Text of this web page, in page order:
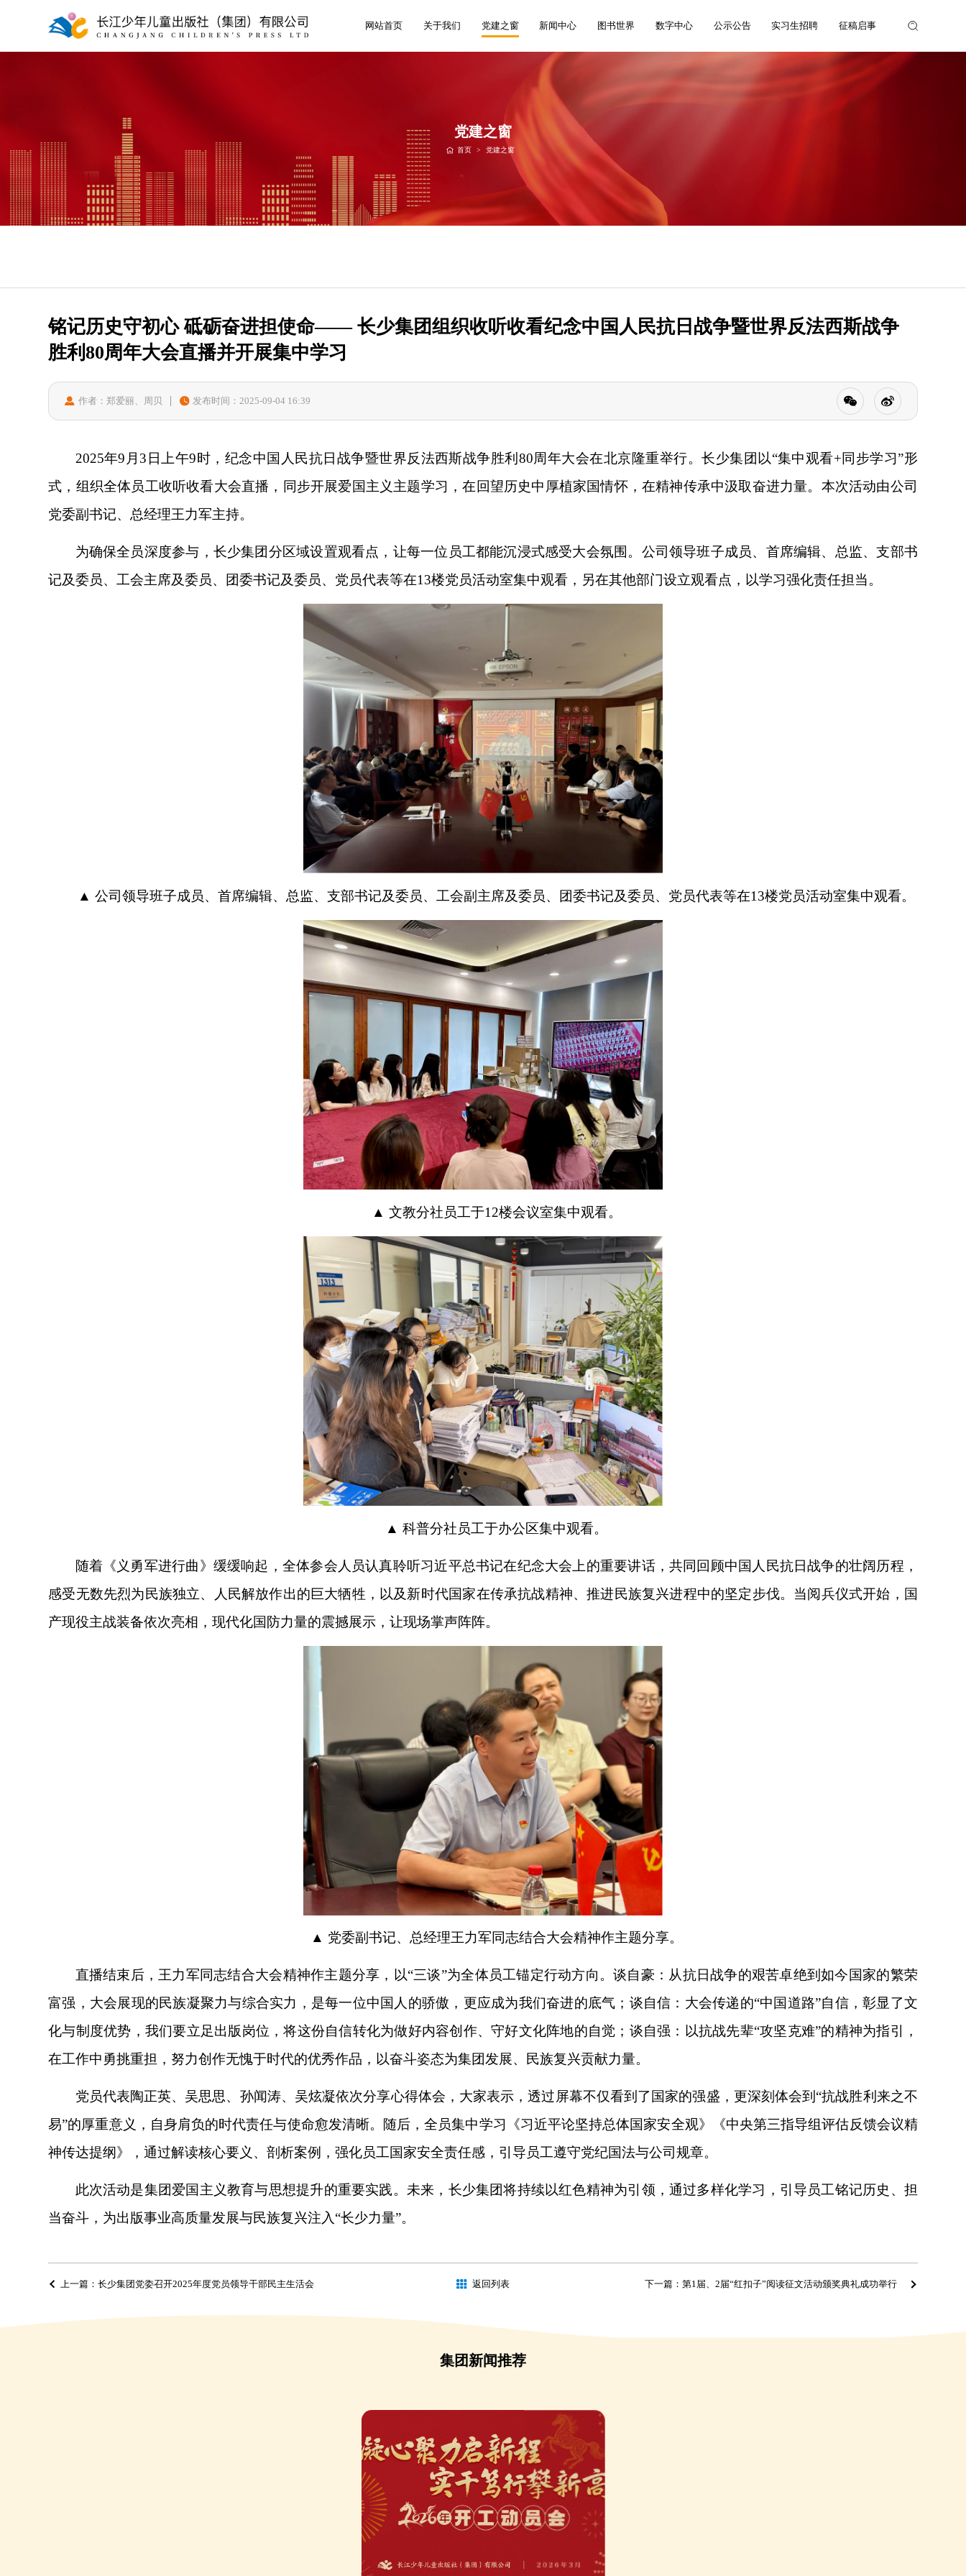
网站首页 关于我们 党建之窗 新闻中心 图书世界 数字中心 公示公告 实习生招聘 征稿启事
党建之窗
首页 > 党建之窗
铭记历史守初心 砥砺奋进担使命—— 长少集团组织收听收看纪念中国人民抗日战争暨世界反法西斯战争
胜利80周年大会直播并开展集中学习
作者：郑爱丽、周贝 发布时间：2025-09-04 16:39
2025年9月3日上午9时，纪念中国人民抗日战争暨世界反法西斯战争胜利80周年大会在北京隆重举行。长少集团以“集中观看+同步学习”形
式，组织全体员工收听收看大会直播，同步开展爱国主义主题学习，在回望历史中厚植家国情怀，在精神传承中汲取奋进力量。本次活动由公司
党委副书记、总经理王力军主持。
为确保全员深度参与，长少集团分区域设置观看点，让每一位员工都能沉浸式感受大会氛围。公司领导班子成员、首席编辑、总监、支部书
记及委员、工会主席及委员、团委书记及委员、党员代表等在13楼党员活动室集中观看，另在其他部门设立观看点，以学习强化责任担当。
▲ 公司领导班子成员、首席编辑、总监、支部书记及委员、工会副主席及委员、团委书记及委员、党员代表等在13楼党员活动室集中观看。
▲ 文教分社员工于12楼会议室集中观看。
▲ 科普分社员工于办公区集中观看。
随着《义勇军进行曲》缓缓响起，全体参会人员认真聆听习近平总书记在纪念大会上的重要讲话，共同回顾中国人民抗日战争的壮阔历程，
感受无数先烈为民族独立、人民解放作出的巨大牺牲，以及新时代国家在传承抗战精神、推进民族复兴进程中的坚定步伐。当阅兵仪式开始，国
产现役主战装备依次亮相，现代化国防力量的震撼展示，让现场掌声阵阵。
▲ 党委副书记、总经理王力军同志结合大会精神作主题分享。
直播结束后，王力军同志结合大会精神作主题分享，以“三谈”为全体员工锚定行动方向。谈自豪：从抗日战争的艰苦卓绝到如今国家的繁荣
富强，大会展现的民族凝聚力与综合实力，是每一位中国人的骄傲，更应成为我们奋进的底气；谈自信：大会传递的“中国道路”自信，彰显了文
化与制度优势，我们要立足出版岗位，将这份自信转化为做好内容创作、守好文化阵地的自觉；谈自强：以抗战先辈“攻坚克难”的精神为指引，
在工作中勇挑重担，努力创作无愧于时代的优秀作品，以奋斗姿态为集团发展、民族复兴贡献力量。
党员代表陶正英、吴思思、孙闻涛、吴炫凝依次分享心得体会，大家表示，透过屏幕不仅看到了国家的强盛，更深刻体会到 “抗战胜利来之不
易”的厚重意义，自身肩负的时代责任与使命愈发清晰。随后，全员集中学习《习近平论坚持总体国家安全观》《中央第三指导组评估反馈会议精
神传达提纲》，通过解读核心要义、剖析案例，强化员工国家安全责任感，引导员工遵守党纪国法与公司规章。
此次活动是集团爱国主义教育与思想提升的重要实践。未来，长少集团将持续以红色精神为引领，通过多样化学习，引导员工铭记历史、担
当奋斗，为出版事业高质量发展与民族复兴注入“长少力量”。
上一篇：长少集团党委召开2025年度党员领导干部民主生活会 返回列表 下一篇：第1届、2届“红扣子”阅读征文活动颁奖典礼成功举行
集团新闻推荐